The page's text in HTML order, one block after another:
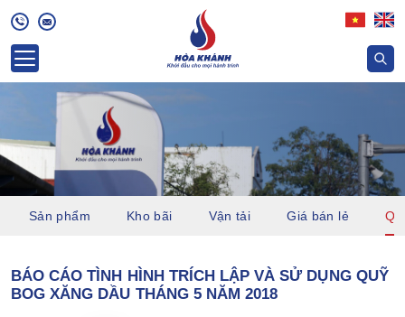
Sản phẩm Kho bãi Vận tải Giá bán lẻ
BÁO CÁO TÌNH HÌNH TRÍCH LẬP VÀ SỬ DỤNG QUỸ
BOG XĂNG DẦU THÁNG 5 NĂM 2018